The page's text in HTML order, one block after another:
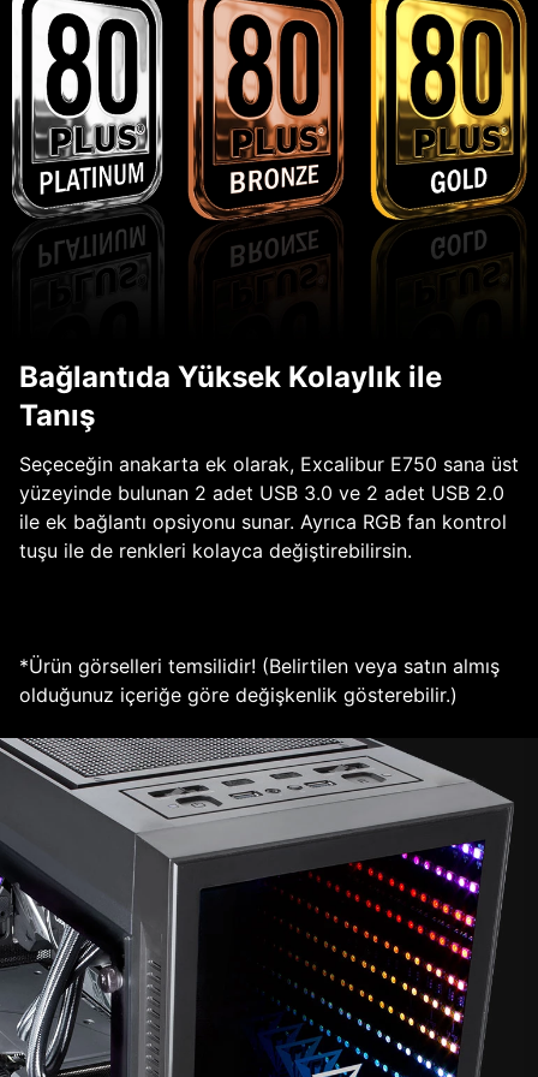
Bağlantıda Yüksek Kolaylık ile
Tanış
Seçeceğin anakarta ek olarak, Excalibur E750 sana üst
yüzeyinde bulunan 2 adet USB 3.0 ve 2 adet USB 2.0
ile ek bağlantı opsiyonu sunar. Ayrıca RGB fan kontrol
tuşu ile de renkleri kolayca değiştirebilirsin.
*Ürün görselleri temsilidir! (Belirtilen veya satın almış
olduğunuz içeriğe göre değişkenlik gösterebilir.)